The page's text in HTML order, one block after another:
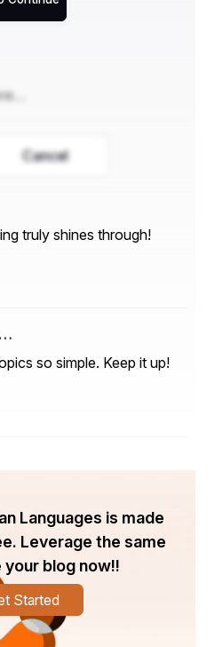
Cancel
truly shines through!
so simple. Keep it up!
Languages is made
Leverage the same
your blog now!!
Started